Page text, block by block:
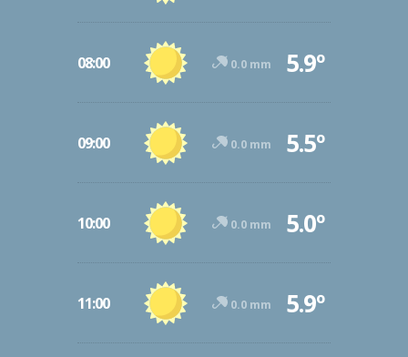
08:00 0.0 mm 5.9º
09:00 0.0 mm 5.5º
10:00 0.0 mm 5.0º
11:00 0.0 mm 5.9º